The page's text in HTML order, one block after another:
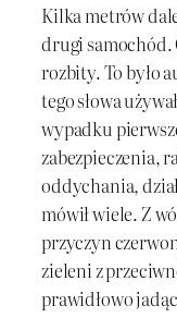
Kilka metrów
drugi samochód.
rozbity. To było
tego słowa
wypadku
zabezpieczenia,
oddychania,
mówił wiele. Z
przyczyn
zieleni z
prawidłowo